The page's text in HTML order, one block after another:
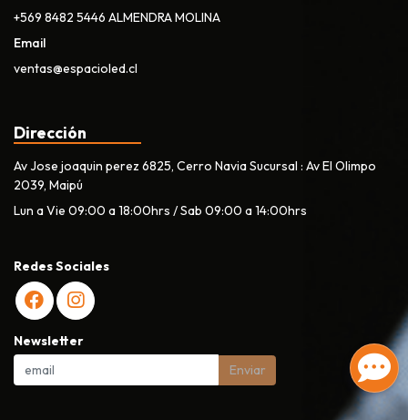
+569 8482 5446 ALMENDRA MOLINA
Email
ventas@espacioled.cl
Dirección
Av Jose joaquin perez 6825, Cerro Navia Sucursal : Av El Olimpo
2039, Maipú
Lun a Vie 09:00 a 18:00hrs / Sab 09:00 a 14:00hrs
Redes Sociales
Newsletter
Enviar